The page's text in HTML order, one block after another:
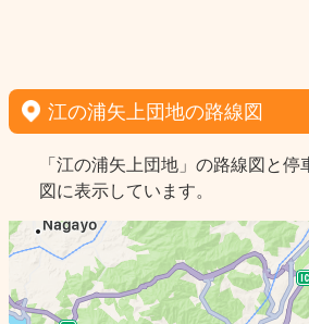
江の浦矢上団地の路線図
「江の浦矢上団地」の路線図と
図に表示しています。